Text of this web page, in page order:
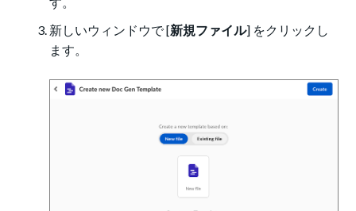
新しいウィンドウで [新規ファイル] をクリックし
ます。